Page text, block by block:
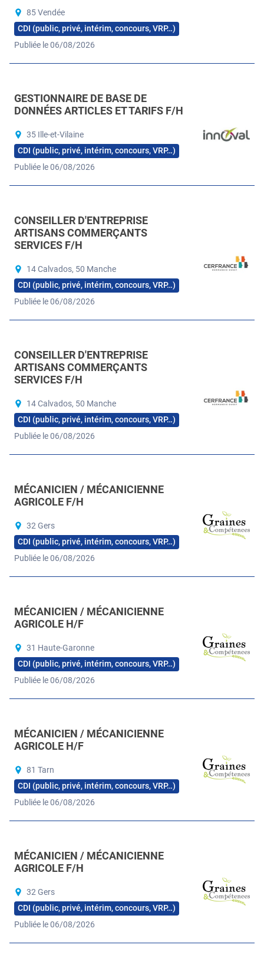
85 Vendée
CDI (public, privé, intérim, concours, VRP…)
Publiée le 06/08/2026
GESTIONNAIRE DE BASE DE
DONNÉES ARTICLES ET TARIFS F/H
35 Ille-et-Vilaine
CDI (public, privé, intérim, concours, VRP…)
Publiée le 06/08/2026
CONSEILLER D'ENTREPRISE
ARTISANS COMMERÇANTS
SERVICES F/H
14 Calvados, 50 Manche
CDI (public, privé, intérim, concours, VRP…)
Publiée le 06/08/2026
CONSEILLER D'ENTREPRISE
ARTISANS COMMERÇANTS
SERVICES F/H
14 Calvados, 50 Manche
CDI (public, privé, intérim, concours, VRP…)
Publiée le 06/08/2026
MÉCANICIEN / MÉCANICIENNE
AGRICOLE F/H
32 Gers
CDI (public, privé, intérim, concours, VRP…)
Publiée le 06/08/2026
MÉCANICIEN / MÉCANICIENNE
AGRICOLE H/F
31 Haute-Garonne
CDI (public, privé, intérim, concours, VRP…)
Publiée le 06/08/2026
MÉCANICIEN / MÉCANICIENNE
AGRICOLE H/F
81 Tarn
CDI (public, privé, intérim, concours, VRP…)
Publiée le 06/08/2026
MÉCANICIEN / MÉCANICIENNE
AGRICOLE F/H
32 Gers
CDI (public, privé, intérim, concours, VRP…)
Publiée le 06/08/2026